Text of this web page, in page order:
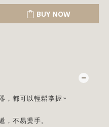
BUY NOW
，都可以輕鬆掌握~
，不易燙手。